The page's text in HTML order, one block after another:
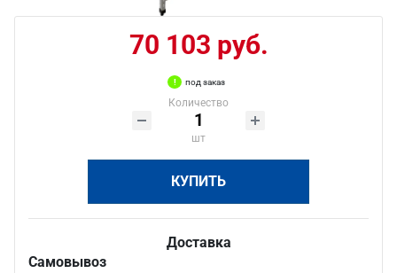
70 103 руб.
под заказ
Количество
шт
КУПИТЬ
Доставка
Самовывоз